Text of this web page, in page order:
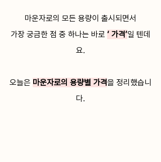
마운자로의 모든 용량이 출시되면서
가장 궁금한 점 중 하나는 바로 ‘ 가격’일 텐데
요.
오늘은 마운자로의 용량별 가격을 정리했습니
다.